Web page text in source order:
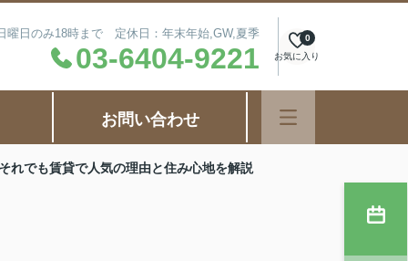
曜日のみ18時まで 定休日：年末年始,GW,夏季
03-6404-9221 お気に入り
0
お問い合わせ
れでも賃貸で人気の理由と住み心地を解説